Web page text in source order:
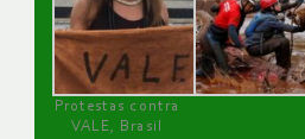
Protestas contra
VALE, Brasil